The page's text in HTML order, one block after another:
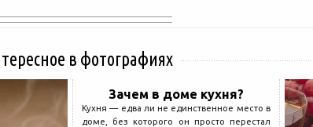
в фотографиях
Зачем в доме кухня?
Кухня — едва ли не единственное место в
доме, без которого он просто перестал